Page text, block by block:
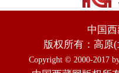
中国
版权所有：高原
Copyright © 2000-2017